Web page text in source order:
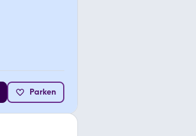
Parken